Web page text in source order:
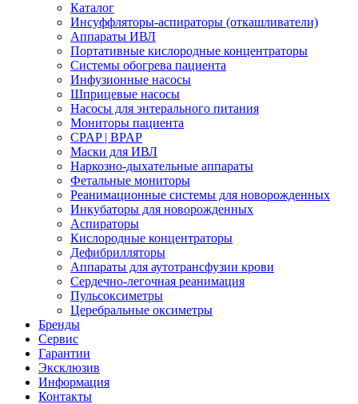
Каталог
Инсуффляторы-аспираторы (откашливатели)
Аппараты ИВЛ
Портативные кислородные концентраторы
Системы обогрева пациента
Инфузионные насосы
Шприцевые насосы
Насосы для энтерального питания
Мониторы пациента
CPAP | BPAP
Маски для ИВЛ
Наркозно-дыхательные аппараты
Фетальные мониторы
Реанимационные системы для новорожденных
Инкубаторы для новорожденных
Аспираторы
Кислородные концентраторы
Дефибрилляторы
Аппараты для аутотрансфузии крови
Сердечно-легочная реанимация
Пульсоксиметры
Церебральные оксиметры
Бренды
Сервис
Гарантии
Эксклюзив
Информация
Контакты